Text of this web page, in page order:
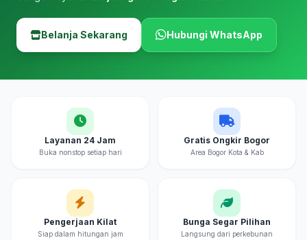
Belanja Sekarang Hubungi WhatsApp
Layanan 24 Jam
Buka nonstop setiap hari
Gratis Ongkir Bogor
Area Bogor Kota & Kab
Pengerjaan Kilat
Siap dalam hitungan jam
Bunga Segar Pilihan
Langsung dari perkebunan